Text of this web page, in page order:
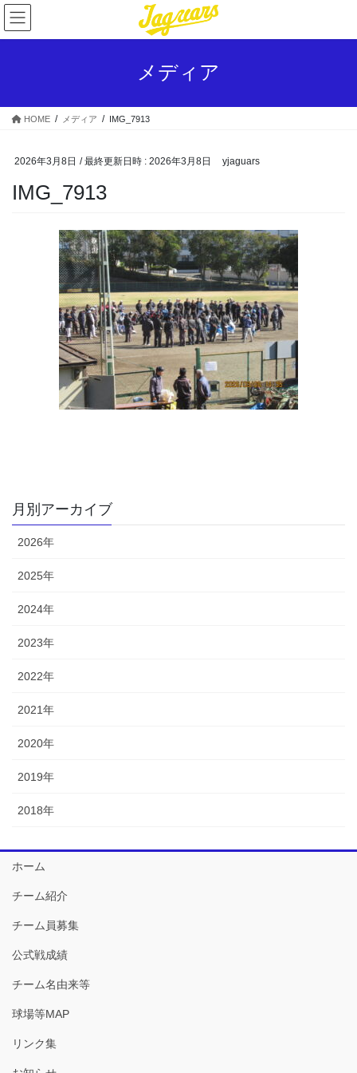
コ
ン
テ
ス
ナ
ビ
ゲ
ン
メディア
HOME メディア IMG_7913
2026年3月8日 / 最終更新日時 : 2026年3月8日 yjaguars
IMG_7913
月別アーカイブ
2026年
2025年
2024年
2023年
2022年
2021年
2020年
2019年
2018年
ホーム
チーム紹介
チーム員募集
公式戦成績
チーム名由来等
球場等MAP
リンク集